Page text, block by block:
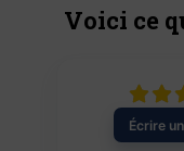
Voici ce
Écrire